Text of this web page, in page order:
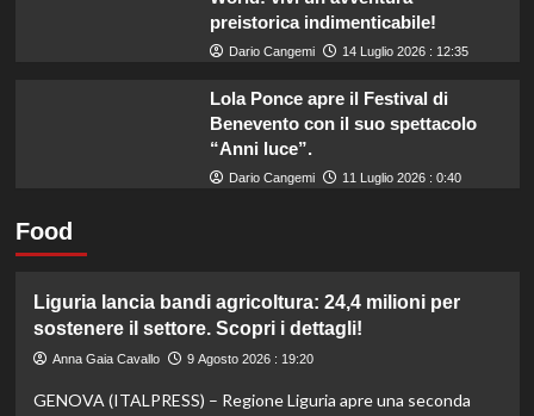
preistorica indimenticabile!
Dario Cangemi 14 Luglio 2026 : 12:35
Lola Ponce apre il Festival di
Benevento con il suo spettacolo
“Anni luce”.
Dario Cangemi 11 Luglio 2026 : 0:40
Food
Liguria lancia bandi agricoltura: 24,4 milioni per
sostenere il settore. Scopri i dettagli!
Anna Gaia Cavallo 9 Agosto 2026 : 19:20
GENOVA (ITALPRESS) – Regione Liguria apre una seconda